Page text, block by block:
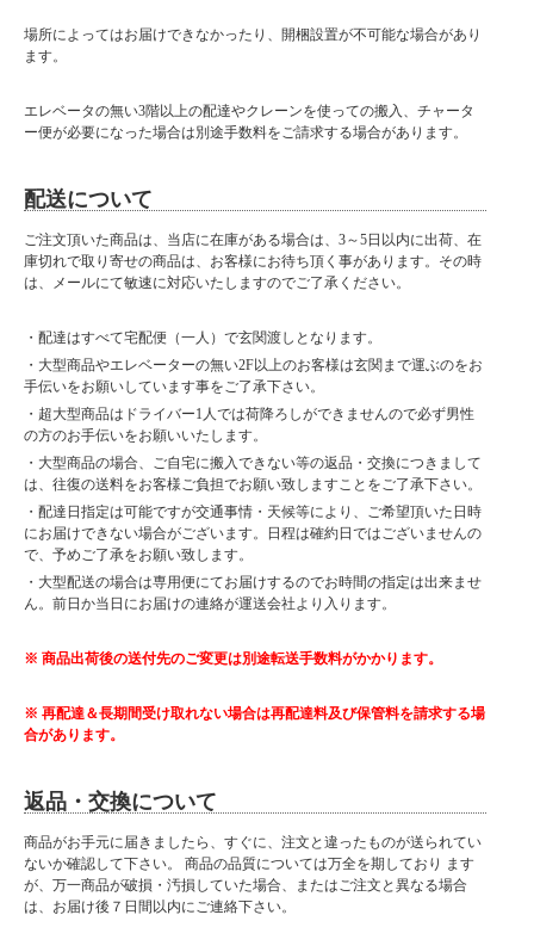
場所によってはお届けできなかったり、開梱設置が不可能な場合があり
ます。
エレベータの無い3階以上の配達やクレーンを使っての搬入、チャータ
ー便が必要になった場合は別途手数料をご請求する場合があります。
配送について
ご注文頂いた商品は、当店に在庫がある場合は、3～5日以内に出荷、在
庫切れで取り寄せの商品は、お客様にお待ち頂く事があります。その時
は、メールにて敏速に対応いたしますのでご了承ください。
・配達はすべて宅配便（一人）で玄関渡しとなります。
・大型商品やエレベーターの無い2F以上のお客様は玄関まで運ぶのをお
手伝いをお願いしています事をご了承下さい。
・超大型商品はドライバー1人では荷降ろしができませんので必ず男性
の方のお手伝いをお願いいたします。
・大型商品の場合、ご自宅に搬入できない等の返品・交換につきまして
は、往復の送料をお客様ご負担でお願い致しますことをご了承下さい。
・配達日指定は可能ですが交通事情・天候等により、ご希望頂いた日時
にお届けできない場合がございます。日程は確約日ではございませんの
で、予めご了承をお願い致します。
・大型配送の場合は専用便にてお届けするのでお時間の指定は出来ませ
ん。前日か当日にお届けの連絡が運送会社より入ります。
※ 商品出荷後の送付先のご変更は別途転送手数料がかかります。
※ 再配達＆長期間受け取れない場合は再配達料及び保管料を請求する場
合があります。
返品・交換について
商品がお手元に届きましたら、すぐに、注文と違ったものが送られてい
ないか確認して下さい。 商品の品質については万全を期しており ます
が、万一商品が破損・汚損していた場合、またはご注文と異なる場合
は、お届け後７日間以内にご連絡下さい。